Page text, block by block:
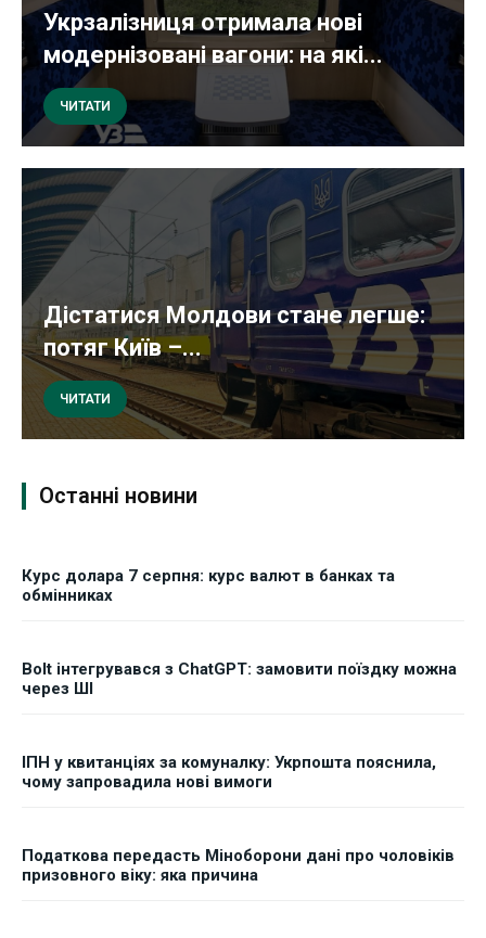
Укрзалізниця отримала нові
модернізовані вагони: на які...
ЧИТАТИ
Дістатися Молдови стане легше:
потяг Київ –...
ЧИТАТИ
Останні новини
Курс долара 7 серпня: курс валют в банках та
обмінниках
Bolt інтегрувався з ChatGPT: замовити поїздку можна
через ШІ
ІПН у квитанціях за комуналку: Укрпошта пояснила,
чому запровадила нові вимоги
Податкова передасть Міноборони дані про чоловіків
призовного віку: яка причина